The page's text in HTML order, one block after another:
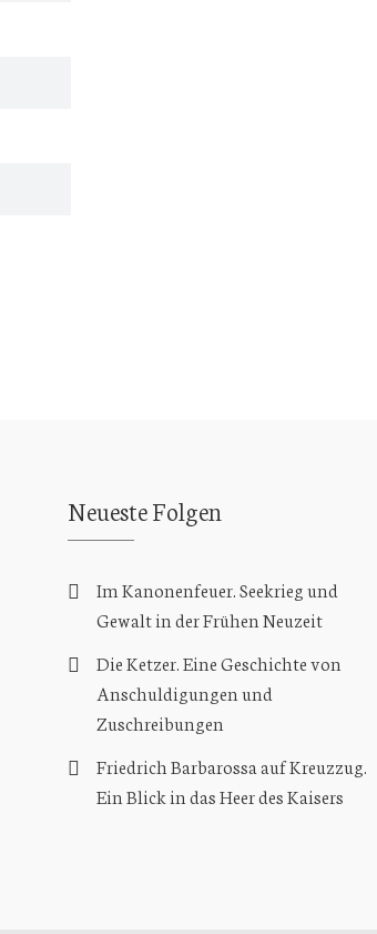
Neueste Folgen
Im Kanonenfeuer. Seekrieg und
Gewalt in der Frühen Neuzeit
Die Ketzer. Eine Geschichte von
Anschuldigungen und
Zuschreibungen
Friedrich Barbarossa auf Kreuzzug.
Ein Blick in das Heer des Kaisers